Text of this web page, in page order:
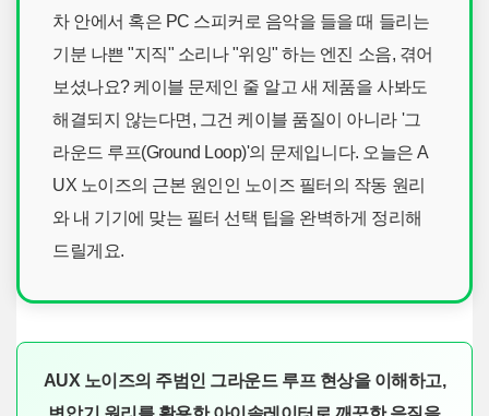
차 안에서 혹은 PC 스피커로 음악을 들을 때 들리는
기분 나쁜 "지직" 소리나 "위잉" 하는 엔진 소음, 겪어
보셨나요? 케이블 문제인 줄 알고 새 제품을 사봐도
해결되지 않는다면, 그건 케이블 품질이 아니라 '그
라운드 루프(Ground Loop)'의 문제입니다. 오늘은 A
UX 노이즈의 근본 원인인 노이즈 필터의 작동 원리
와 내 기기에 맞는 필터 선택 팁을 완벽하게 정리해
드릴게요.
AUX 노이즈의 주범인 그라운드 루프 현상을 이해하고,